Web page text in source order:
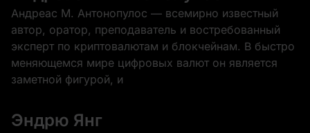
Андреас М. Антонопулос — всемирно известный
автор, оратор, преподаватель и востребованный
эксперт по криптовалютам и блокчейнам. В быстро
меняющемся мире цифровых валют он является
заметной фигурой, и
Эндрю Янг